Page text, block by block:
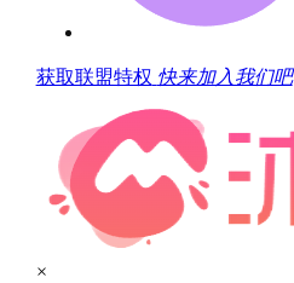
获取联盟特权 快来加入我们吧
×